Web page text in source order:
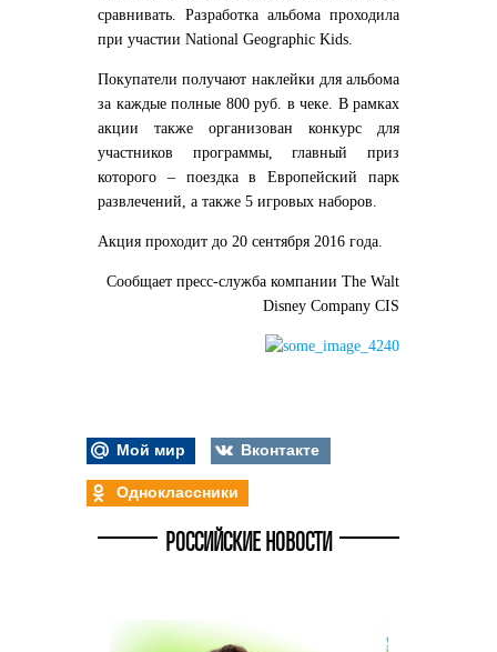
сравнивать. Разработка альбома проходила
при участии National Geographic Kids.
Покупатели получают наклейки для альбома
за каждые полные 800 руб. в чеке. В рамках
акции также организован конкурс для
участников программы, главный приз
которого – поездка в Европейский парк
развлечений, а также 5 игровых наборов.
Акция проходит до 20 сентября 2016 года.
Сообщает пресс-служба компании The Walt
Disney Company CIS
Мой мир
Вконтакте
Одноклассники
РОССИЙСКИЕ НОВОСТИ